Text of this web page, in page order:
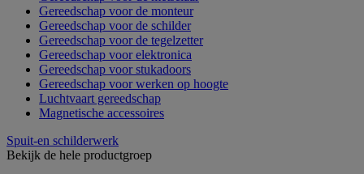
Gereedschap voor de monteur
Gereedschap voor de schilder
Gereedschap voor de tegelzetter
Gereedschap voor elektronica
Gereedschap voor stukadoors
Gereedschap voor werken op hoogte
Luchtvaart gereedschap
Magnetische accessoires
Spuit-en schilderwerk
Bekijk de hele productgroep